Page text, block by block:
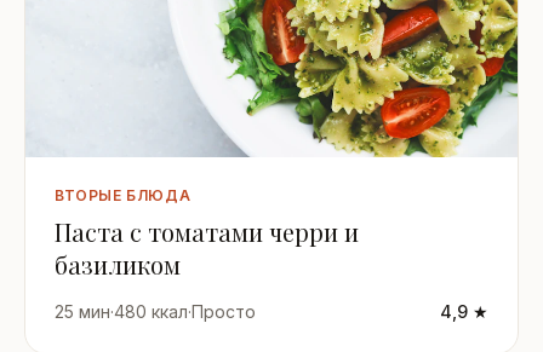
ВТОРЫЕ БЛЮДА
Паста с томатами черри и
базиликом
25 мин·480 ккал·Просто 4,9 ★